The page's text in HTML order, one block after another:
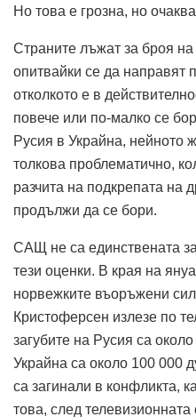
Но това е грозна, но
Страните лъжат за броя на
опитвайки се да направят
отколкото е в
повече или по-малко се
Русия в Украйна, нейното
толкова проблематично,
разчита на подкрепата на
продължи да се бори.
САЩ не са единствената
тези оценки. В края на
норвежките въоръжени
Кристоферсен излезе по
загубите на Русия са
Украйна са около 100 000
са загинали в конфликта,
това, след